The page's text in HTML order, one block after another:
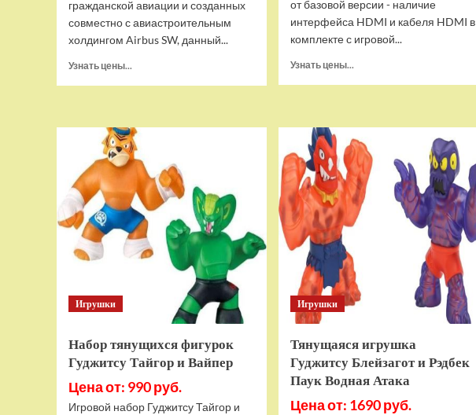
гражданской авиации и созданных
совместно с авиастроительным
холдингом Airbus SW, данный...
Узнать цены...
Thrustmaster
TCA
Quadrant
Add-
on
Airbus
Edition
ww
от базовой версии - наличие
интерфейса HDMI и кабеля HDMI в
комплекте с игровой...
Узнать цены...
Hamy
5
(505-
в-1)
HDMI
GTA
Игрушки
Набор тянущихся фигурок
Гуджитсу Тайгор и Вайпер
Цена от: 990 руб.
Игровой набор Гуджитсу Тайгор и
Игрушки
Тянущаяся игрушка
Гуджитсу Блейзагот и Рэдбек
Паук Водная Атака
Цена от: 1690 руб.